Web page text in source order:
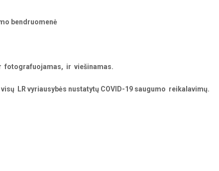
bendruomenė
fotografuojamas, ir viešinamas.
LR vyriausybės nustatytų COVID-19 saugumo reikalavimų.